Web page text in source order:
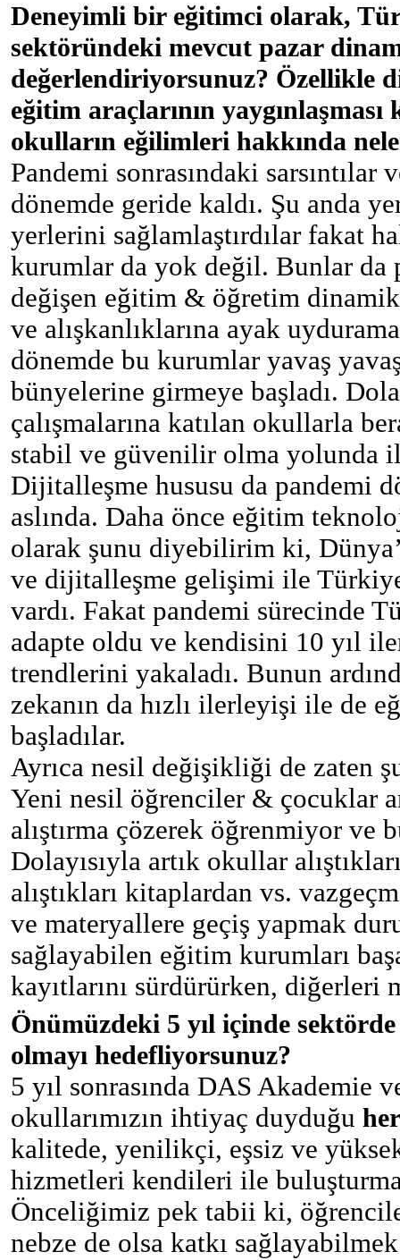
Deneyimli bir eğitimci olarak,
sektöründeki mevcut pazar
değerlendiriyorsunuz? Özellikle
eğitim araçlarının
okulların eğilimleri hakkında
Pandemi sonrasındaki sarsıntılar
dönemde geride kaldı. Şu anda
yerlerini sağlamlaştırdılar fakat
kurumlar da yok değil. Bunlar
değişen eğitim & öğretim
ve alışkanlıklarına ayak
dönemde bu kurumlar yavaş
bünyelerine girmeye başladı.
çalışmalarına katılan okullarla
stabil ve güvenilir olma yolunda
Dijitalleşme hususu da pandemi
aslında. Daha önce eğitim
olarak şunu diyebilirim ki,
ve dijitalleşme gelişimi ile
vardı. Fakat pandemi sürecinde
adapte oldu ve kendisini 10 yıl
trendlerini yakaladı. Bunun
zekanın da hızlı ilerleyişi ile de
başladılar.
Ayrıca nesil değişikliği de zaten
Yeni nesil öğrenciler & çocuklar
alıştırma çözerek öğrenmiyor ve
Dolayısıyla artık okullar
alıştıkları kitaplardan vs.
ve materyallere geçiş yapmak
sağlayabilen eğitim kurumları
kayıtlarını sürdürürken, diğerleri
Önümüzdeki 5 yıl içinde
olmayı hedefliyorsunuz?
5 yıl sonrasında DAS Akademie
okullarımızın ihtiyaç duyduğu her
kalitede, yenilikçi, eşsiz ve
hizmetleri kendileri ile
Önceliğimiz pek tabii ki,
nebze de olsa katkı